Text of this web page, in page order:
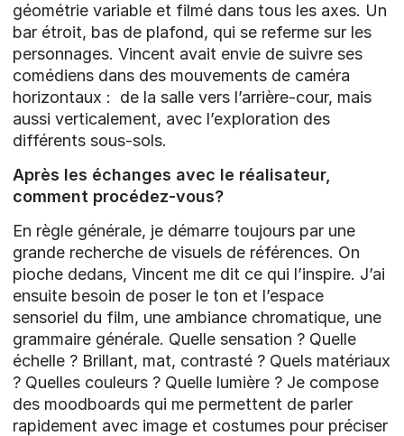
géométrie variable et filmé dans tous les axes. Un
bar étroit, bas de plafond, qui se referme sur les
personnages. Vincent avait envie de suivre ses
comédiens dans des mouvements de caméra
horizontaux : de la salle vers l’arrière-cour, mais
aussi verticalement, avec l’exploration des
différents sous-sols.
Après les échanges avec le réalisateur,
comment procédez-vous?
En règle générale, je démarre toujours par une
grande recherche de visuels de références. On
pioche dedans, Vincent me dit ce qui l’inspire. J’ai
ensuite besoin de poser le ton et l’espace
sensoriel du film, une ambiance chromatique, une
grammaire générale. Quelle sensation ? Quelle
échelle ? Brillant, mat, contrasté ? Quels matériaux
? Quelles couleurs ? Quelle lumière ? Je compose
des moodboards qui me permettent de parler
rapidement avec image et costumes pour préciser